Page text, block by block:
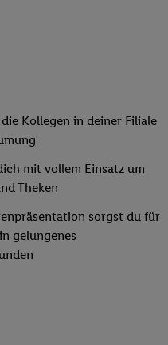
Kollegen in deiner Filiale
mit vollem Einsatz um
Theken
sorgst du für
gelungenes